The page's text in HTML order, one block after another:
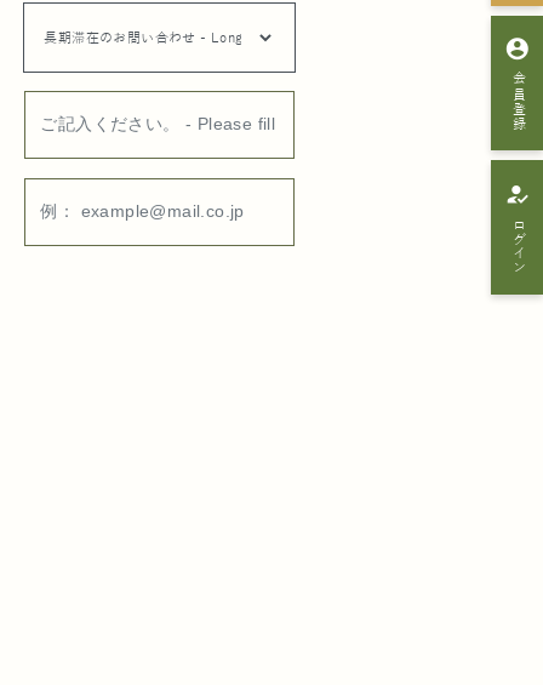
account_circle
会員登録
how_to_reg
ログイン